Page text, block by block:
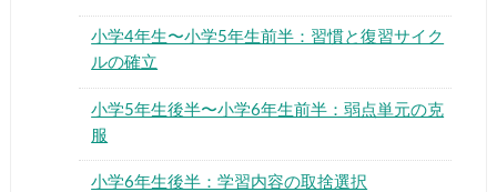
小学4年生〜小学5年生前半：習慣と復習サイク
ルの確立
小学5年生後半〜小学6年生前半：弱点単元の克
服
小学6年生後半：学習内容の取捨選択